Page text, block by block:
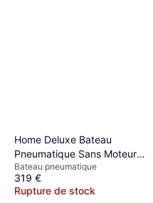
Home Deluxe Bateau
Pneumatique Sans Moteur
Pike Large
Bateau pneumatique
319 €
Rupture de stock